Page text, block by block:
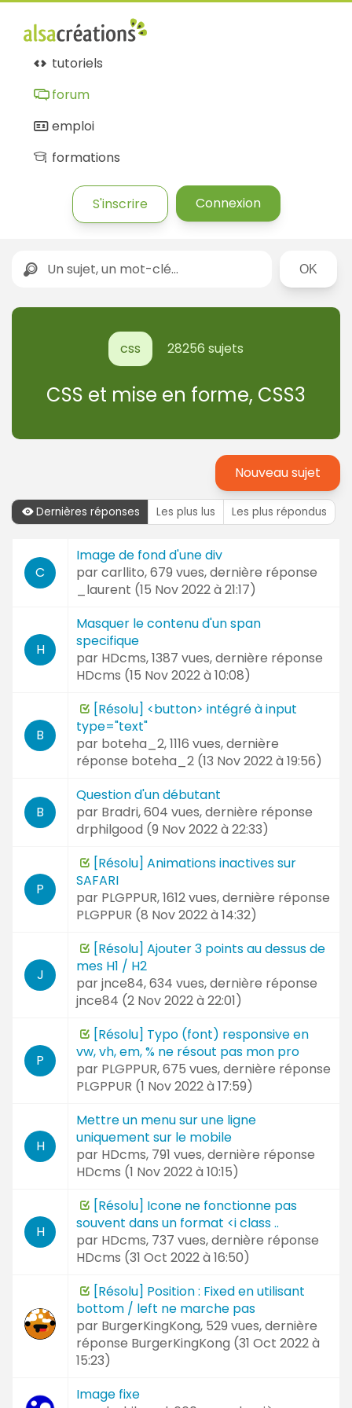
Forum
Alsacréations
tutoriels
forum
emploi
formations
S'inscrire Connexion
Rechercher
css 28256 sujets
CSS et mise en forme, CSS3
Nouveau sujet
Dernières réponses Les plus lus Les plus répondus
réponses
Sujet
et
Auteur
C
Image de fond d'une div
parcarllito, 679 vues, dernière réponse
_laurent (15 Nov 2022 à 21:17)
H
Masquer le contenu d'un span
specifique
par HDcms, 1387 vues, dernière réponse
HDcms (15 Nov 2022 à 10:08)
B
[Résolu] <button> intégré à input
type="text"
par boteha_2, 1116 vues, dernière
réponse boteha_2 (13 Nov 2022 à 19:56)
B
Question d'un débutant
par Bradri, 604 vues, dernière réponse
drphilgood (9 Nov 2022 à 22:33)
P
[Résolu] Animations inactives sur
SAFARI
par PLGPPUR, 1612 vues, dernière réponse
PLGPPUR (8 Nov 2022 à 14:32)
J
[Résolu] Ajouter 3 points au dessus de
mes H1 / H2
parjnce84, 634 vues, dernière réponse
jnce84 (2 Nov 2022 à 22:01)
P
[Résolu] Typo (font) responsive en
vw, vh, em, % ne résout pas mon pro
par PLGPPUR, 675 vues, dernière réponse
PLGPPUR (1 Nov 2022 à 17:59)
H
Mettre un menu sur une ligne
uniquement sur le mobile
par HDcms, 791 vues, dernière réponse
HDcms (1 Nov 2022 à 10:15)
H
[Résolu] Icone ne fonctionne pas
souvent dans un format <i class ..
par HDcms, 737 vues, dernière réponse
HDcms (31 Oct 2022 à 16:50)
[Résolu] Position : Fixed en utilisant
bottom / left ne marche pas
par BurgerKingKong, 529 vues, dernière
réponse BurgerKingKong (31 Oct 2022 à
15:23)
Image fixe